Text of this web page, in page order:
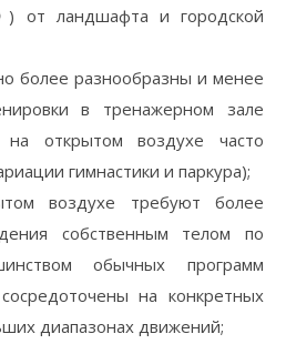
от ландшафта и городской
более разнообразны и менее
в тренажерном зале
на открытом воздухе часто
гимнастики и паркура);
воздухе требуют более
собственным телом по
обычных программ
на конкретных
диапазонах движений;